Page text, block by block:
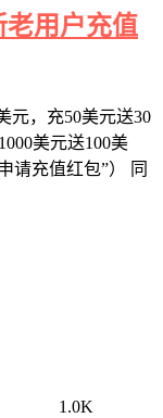
用户充值
元，充50美元送30
美元送100美
请充值红包”） 同
1.0K